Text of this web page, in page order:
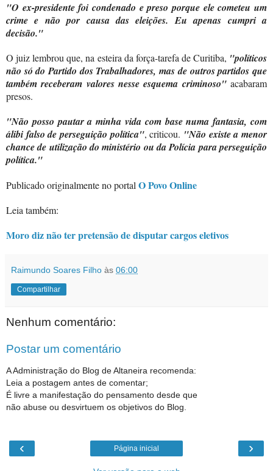
"O ex-presidente foi condenado e preso porque ele cometeu um
crime e não por causa das eleições. Eu apenas cumpri a
decisão."
O juiz lembrou que, na esteira da força-tarefa de Curitiba, "políticos
não só do Partido dos Trabalhadores, mas de outros partidos que
também receberam valores nesse esquema criminoso"acabaram
presos.
"Não posso pautar a minha vida com base numa fantasia, com
álibi falso de perseguição política", criticou. "Não existe a menor
chance de utilização do ministério ou da Polícia para perseguição
política."
Publicado originalmente no portal O Povo Online
Leia também:
Moro diz não ter pretensão de disputar cargos eletivos
Raimundo Soares Filho às 06:00
Compartilhar
Nenhum comentário:
Postar um comentário
A Administração do Blog de Altaneira recomenda:
Leia a postagem antes de comentar;
É livre a manifestação do pensamento desde que
não abuse ou desvirtuem os objetivos do Blog.
‹ ›
Página inicial